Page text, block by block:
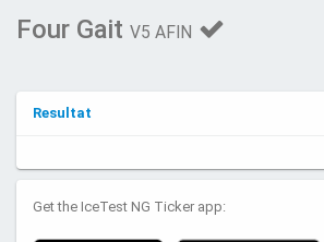
Four Gait V5 AFIN
Resultat
Get the IceTest NG Ticker app: